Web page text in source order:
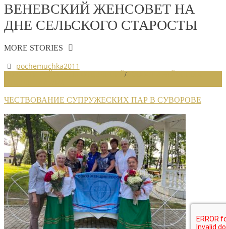
ВЕНЕВСКИЙ ЖЕНСОВЕТ НА
ДНЕ СЕЛЬСКОГО СТАРОСТЫ
MORE STORIES
pochemuchka2011
/
ЧЕСТВОВАНИЕ СУПРУЖЕСКИХ ПАР В СУВОРОВЕ